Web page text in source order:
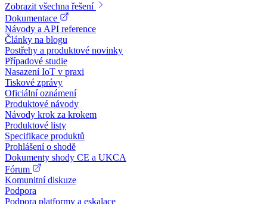
Zobrazit všechna řešení
Dokumentace
Návody a API reference
Články na blogu
Postřehy a produktové novinky
Případové studie
Nasazení IoT v praxi
Tiskové zprávy
Oficiální oznámení
Produktové návody
Návody krok za krokem
Produktové listy
Specifikace produktů
Prohlášení o shodě
Dokumenty shody CE a UKCA
Fórum
Komunitní diskuze
Podpora
Podpora platformy a eskalace